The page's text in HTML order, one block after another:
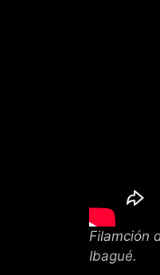
Filamción
Ibagué.